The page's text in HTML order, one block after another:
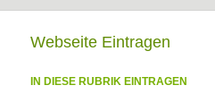
Webseite Eintragen
IN DIESE RUBRIK EINTRAGEN